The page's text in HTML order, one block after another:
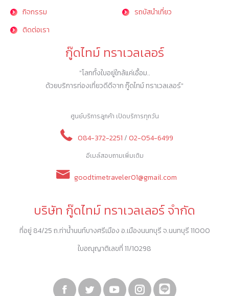
กิจกรรม
ติดต่อเรา
รถบัสนำเที่ยว
กู๊ดไทม์ ทราเวลเลอร์
"โลกทั้งใบอยู่ใกล้แค่เอื้อม..
ด้วยบริการท่องเที่ยวดีดีจาก กู๊ดไทม์ ทราเวลเลอร์"
ศูนย์บริการลูกค้า เปิดบริการทุกวัน
084-372-2251 /02-054-6499
อีเมล์สอบถามเพิ่มเติม
goodtimetraveler01@gmail.com
บริษัท กู๊ดไทม์ ทราเวลเลอร์ จำกัด
ที่อยู่ 84/25 ถ.ท่าน้ำนนท์บางศรีเมือง อ.เมืองนนทบุรี จ.นนทบุรี 11000
ใบอณุญาติเลขที่ 11/10298